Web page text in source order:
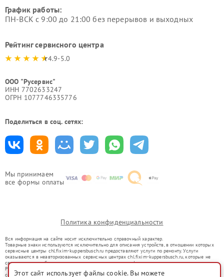
Мы принимаем
все формы оплаты
График работы:
ПН-ВСК с 9:00 до 21:00 без перерывов и выходных
Рейтинг сервисного центра
4.9-5.0
ООО "Русервис"
ИНН 7702633247
ОГРН 1077746335776
Поделиться в соц. сетях:
Политика конфиденциальности
Вся информация на сайте носит исключительно справочный характер.
Товарные знаки используются исключительно для описания устройств, в отношении которых
сервисные центры chl.fixim-kuppersbusch.ru предоставляют услуги по ремонту. Услуги
оказываются в неавторизованных сервисных центрах chl.fixim-kuppersbusch.ru, которые не
связаны с правообладателями товарных знаков или их официальными представителями.
Ремонт осуществляется для устройств, уже введенных в гражданский оборот в соответствии
со статьей 1487 ГК РФ.
Этот сайт использует файлы cookie. Вы можете